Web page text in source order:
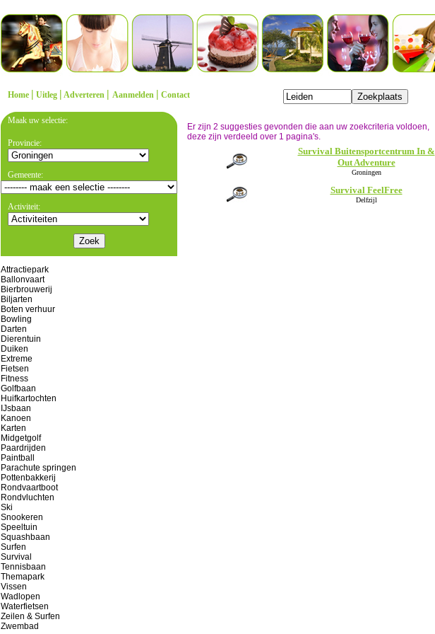
Home | Uitleg | Adverteren | Aanmelden | Contact
Maak uw selectie:
Provincie:
Gemeente:
Activiteit:
Attractiepark
Ballonvaart
Bierbrouwerij
Biljarten
Boten verhuur
Bowling
Darten
Dierentuin
Duiken
Extreme
Fietsen
Fitness
Golfbaan
Huifkartochten
IJsbaan
Kanoen
Karten
Midgetgolf
Paardrijden
Paintball
Parachute springen
Pottenbakkerij
Rondvaartboot
Rondvluchten
Ski
Snookeren
Speeltuin
Squashbaan
Surfen
Survival
Tennisbaan
Themapark
Vissen
Wadlopen
Waterfietsen
Zeilen & Surfen
Zwembad
Er zijn 2 suggesties gevonden die aan uw zoekcriteria voldoen,
deze zijn verdeeld over 1 pagina's.
Survival Buitensportcentrum In &
Out Adventure
Groningen
Survival FeelFree
Delfzijl